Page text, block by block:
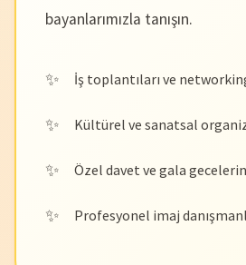
bayanlarımızla tanışın.
İş toplantıları ve
Kültürel ve sanatsal
Özel davet ve gala
Profesyonel imaj